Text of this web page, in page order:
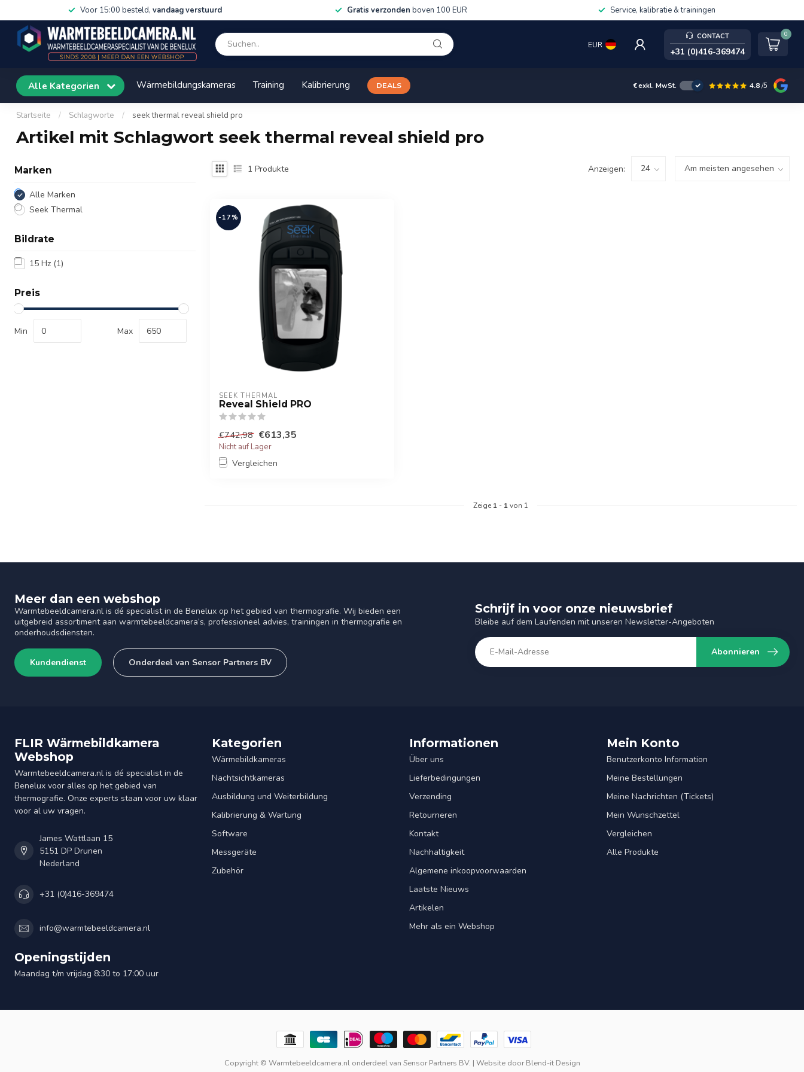
Voor 15:00 besteld, vandaag verstuurd Gratis verzonden boven 100 EUR Service, kalibratie & trainingen
EUR
CONTACT
+31 (0)416-369474
0
Alle Kategorien Wärmebildungskameras Training Kalibrierung DEALS €exkl. MwSt. 4.8/5
Startseite / Schlagworte / seek thermal reveal shield pro
Artikel mit Schlagwort seek thermal reveal shield pro
Marken
Alle Marken
Seek Thermal
Bildrate
15 Hz (1)
Preis
Min Max
1 Produkte Anzeigen:
-17%
SEEK THERMAL
Reveal Shield PRO
€742,98 €613,35
Nicht auf Lager
Vergleichen
Zeige 1 - 1von 1
Meer dan een webshop
Warmtebeeldcamera.nl is dé specialist in de Benelux op het gebied van thermografie. Wij bieden een
uitgebreid assortiment aan warmtebeeldcamera’s, professioneel advies, trainingen in thermografie en
onderhoudsdiensten.
Kundendienst Onderdeel van Sensor Partners BV
Schrijf in voor onze nieuwsbrief
Bleibe auf dem Laufenden mit unseren Newsletter-Angeboten
Abonnieren
FLIR Wärmebildkamera
Webshop
Warmtebeeldcamera.nl is dé specialist in de
Benelux voor alles op het gebied van
thermografie. Onze experts staan voor uw klaar
voor al uw vragen.
James Wattlaan 15
5151 DP Drunen
Nederland
+31 (0)416-369474
info@warmtebeeldcamera.nl
Openingstijden
Maandag t/m vrijdag 8:30 to 17:00 uur
Kategorien
Wärmebildkameras
Nachtsichtkameras
Ausbildung und Weiterbildung
Kalibrierung & Wartung
Software
Messgeräte
Zubehör
Informationen
Über uns
Lieferbedingungen
Verzending
Retourneren
Kontakt
Nachhaltigkeit
Algemene inkoopvoorwaarden
Laatste Nieuws
Artikelen
Mehr als ein Webshop
Mein Konto
Benutzerkonto Information
Meine Bestellungen
Meine Nachrichten (Tickets)
Mein Wunschzettel
Vergleichen
Alle Produkte
Copyright © Warmtebeeldcamera.nl onderdeel van Sensor Partners BV. | Website doorBlend-it Design